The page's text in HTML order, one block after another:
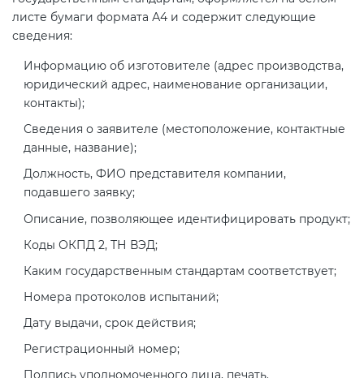
листе бумаги формата А4 и содержит следующие
сведения:
Информацию об изготовителе (адрес производства,
юридический адрес, наименование организации,
контакты);
Сведения о заявителе (местоположение, контактные
данные, название);
Должность, ФИО представителя компании,
подавшего заявку;
Описание, позволяющее идентифицировать продукт;
Коды ОКПД 2, ТН ВЭД;
Каким государственным стандартам соответствует;
Номера протоколов испытаний;
Дату выдачи, срок действия;
Регистрационный номер;
Подпись уполномоченного лица, печать.